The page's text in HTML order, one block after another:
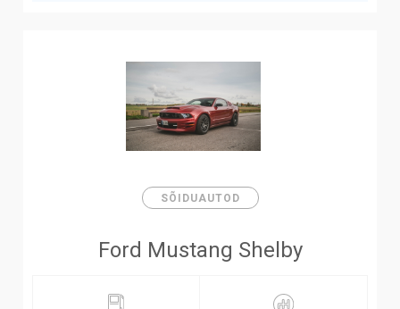
SÕIDUAUTOD
Ford Mustang Shelby